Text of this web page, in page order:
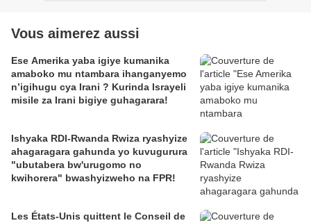
Vous aimerez aussi
Ese Amerika yaba igiye kumanika
amaboko mu ntambara ihanganyemo
n’igihugu cya Irani ? Kurinda Israyeli
misile za Irani bigiye guhagarara!
Ishyaka RDI-Rwanda Rwiza ryashyize
ahagaragara gahunda yo kuvugurura
"ubutabera bw'urugomo no
kwihorera" bwashyizweho na FPR!
Les États-Unis quittent le Conseil de